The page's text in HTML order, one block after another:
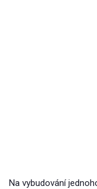
Na vybudování